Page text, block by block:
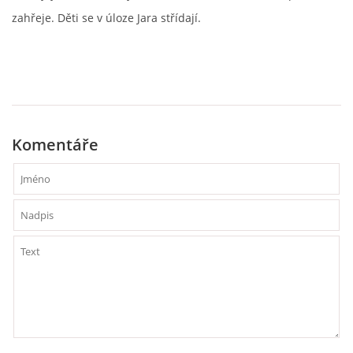
PÍSNĚ K TÉMATU PODZIM
PÍSNĚ K TÉMATU ZIMA
BÁSNĚ K TÉMATU ZIMA
zahřeje. Děti se v úloze Jara střídají.
Komentáře